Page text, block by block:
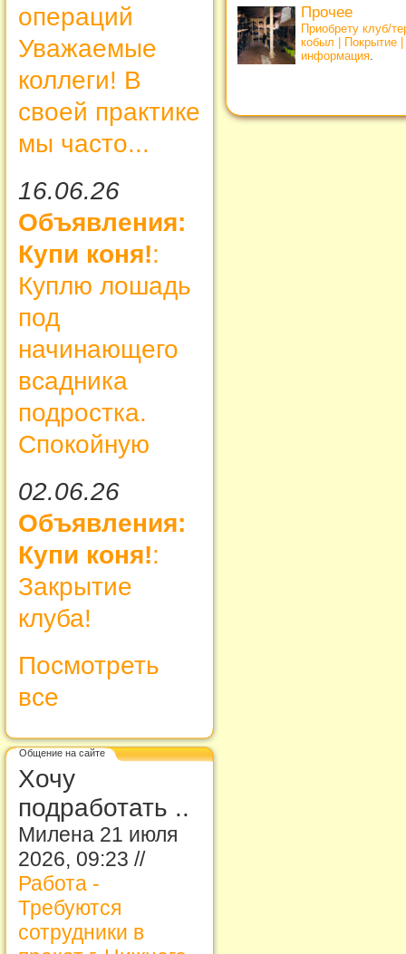
операций
Уважаемые
коллеги! В
своей практике
мы часто...
16.06.26
Объявления:
Купи коня!:
Куплю лошадь
под
начинающего
всадника
подростка.
Спокойную
02.06.26
Объявления:
Купи коня!:
Закрытие
клуба!
Посмотреть
все
Общение на сайте
Хочу
подработать ..
Милена 21 июля
2026, 09:23 //
Работа -
Требуются
сотрудники в
Прочее
Приобрету клуб/
кобыл | Покрытие
информация.